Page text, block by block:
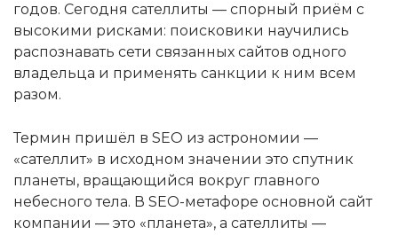
годов. Сегодня сателлиты — спорный приём с
высокими рисками: поисковики научились
распознавать сети связанных сайтов одного
владельца и применять санкции к ним всем
разом.
Термин пришёл в SEO из астрономии —
«сателлит» в исходном значении это спутник
планеты, вращающийся вокруг главного
небесного тела. В SEO-метафоре основной сайт
компании — это «планета», а сателлиты —